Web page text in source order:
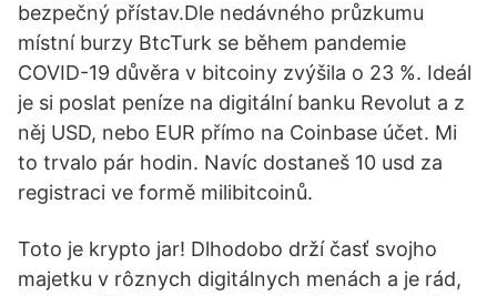
bezpečný přístav.Dle nedávného průzkumu
místní burzy BtcTurk se během pandemie
COVID-19 důvěra v bitcoiny zvýšila o 23 %. Ideál
je si poslat peníze na digitální banku Revolut a z
něj USD, nebo EUR přímo na Coinbase účet. Mi
to trvalo pár hodin. Navíc dostaneš 10 usd za
registraci ve formě milibitcoinů.
Toto je krypto jar! Dlhodobo drží časť svojho
majetku v rôznych digitálnych menách a je rád,